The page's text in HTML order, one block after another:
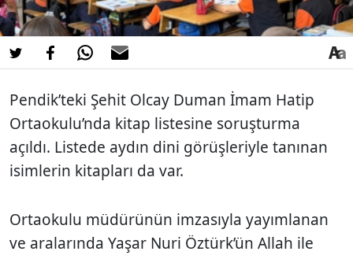
Pendik’teki Şehit Olcay Duman İmam Hatip
Ortaokulu’nda kitap listesine soruşturma
açıldı. Listede aydın dini görüşleriyle tanınan
isimlerin kitapları da var.
Ortaokulu müdürünün imzasıyla yayımlanan
ve aralarında Yaşar Nuri Öztürk’ün Allah ile